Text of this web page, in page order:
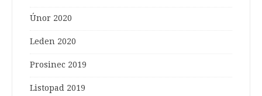
Únor 2020
Leden 2020
Prosinec 2019
Listopad 2019